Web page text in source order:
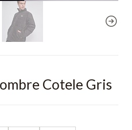
Cotele Gris